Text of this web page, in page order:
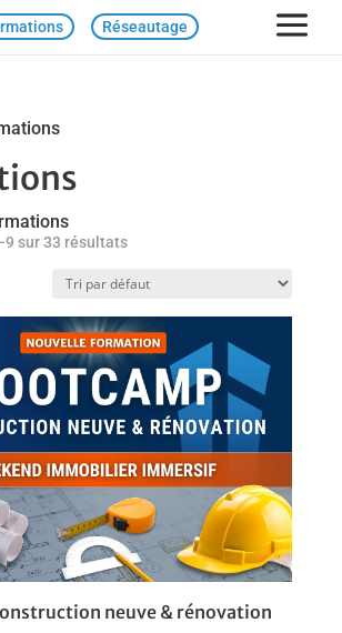
Réseautage
sur 33 résultats
neuve & rénovation